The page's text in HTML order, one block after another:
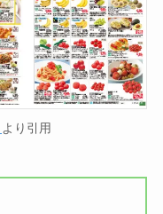
より引用